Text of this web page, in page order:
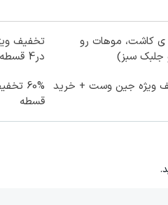
ی کاشت، موهات رو
سبز)
در4 قسطه
تا 60 درصد تخفیف ویژه جین وست + خرید
قسطه